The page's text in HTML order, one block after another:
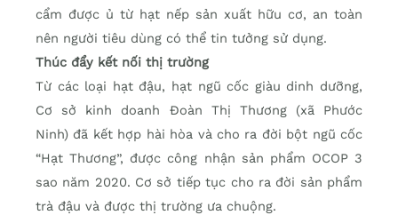
cẩm được ủ từ hạt nếp sản xuất hữu cơ, an toàn
nên người tiêu dùng có thể tin tưởng sử dụng.
Thúc đẩy kết nối thị trường
Từ các loại hạt đậu, hạt ngũ cốc giàu dinh dưỡng,
Cơ sở kinh doanh Đoàn Thị Thương (xã Phước
Ninh) đã kết hợp hài hòa và cho ra đời bột ngũ cốc
“Hạt Thương”, được công nhận sản phẩm OCOP 3
sao năm 2020. Cơ sở tiếp tục cho ra đời sản phẩm
trà đậu và được thị trường ưa chuộng.